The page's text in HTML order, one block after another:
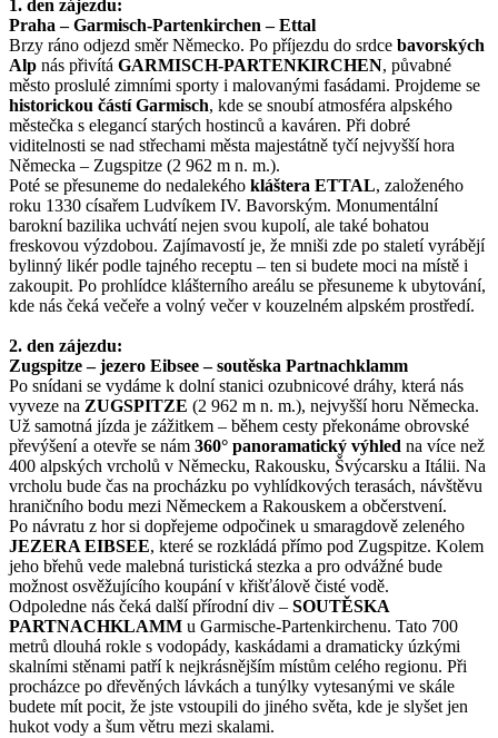
1. den zájezdu:
Praha – Garmisch-Partenkirchen – Ettal
Brzy ráno odjezd směr Německo. Po příjezdu do srdce bavorských
Alp nás přivítá GARMISCH-PARTENKIRCHEN, půvabné
město proslulé zimními sporty i malovanými fasádami. Projdeme se
historickou částí Garmisch, kde se snoubí atmosféra alpského
městečka s elegancí starých hostinců a kaváren. Při dobré
viditelnosti se nad střechami města majestátně tyčí nejvyšší hora
Německa – Zugspitze (2 962 m n. m.).
Poté se přesuneme do nedalekého kláštera ETTAL, založeného
roku 1330 císařem Ludvíkem IV. Bavorským. Monumentální
barokní bazilika uchvátí nejen svou kupolí, ale také bohatou
freskovou výzdobou. Zajímavostí je, že mniši zde po staletí vyrábějí
bylinný likér podle tajného receptu – ten si budete moci na místě i
zakoupit. Po prohlídce klášterního areálu se přesuneme k ubytování,
kde nás čeká večeře a volný večer v kouzelném alpském prostředí.
2. den zájezdu:
Zugspitze – jezero Eibsee – soutěska Partnachklamm
Po snídani se vydáme k dolní stanici ozubnicové dráhy, která nás
vyveze na ZUGSPITZE (2 962 m n. m.), nejvyšší horu Německa.
Už samotná jízda je zážitkem – během cesty překonáme obrovské
převýšení a otevře se nám 360° panoramatický výhled na více než
400 alpských vrcholů v Německu, Rakousku, Švýcarsku a Itálii. Na
vrcholu bude čas na procházku po vyhlídkových terasách, návštěvu
hraničního bodu mezi Německem a Rakouskem a občerstvení.
Po návratu z hor si dopřejeme odpočinek u smaragdově zeleného
JEZERA EIBSEE, které se rozkládá přímo pod Zugspitze. Kolem
jeho břehů vede malebná turistická stezka a pro odvážné bude
možnost osvěžujícího koupání v křišťálově čisté vodě.
Odpoledne nás čeká další přírodní div – SOUTĚSKA
PARTNACHKLAMM u Garmische-Partenkirchenu. Tato 700
metrů dlouhá rokle s vodopády, kaskádami a dramaticky úzkými
skalními stěnami patří k nejkrásnějším místům celého regionu. Při
procházce po dřevěných lávkách a tunýlky vytesanými ve skále
budete mít pocit, že jste vstoupili do jiného světa, kde je slyšet jen
hukot vody a šum větru mezi skalami.